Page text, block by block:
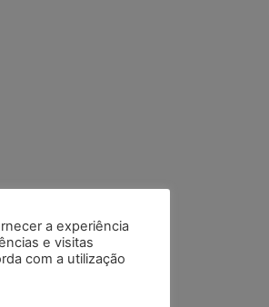
a experiência
e visitas
com a utilização